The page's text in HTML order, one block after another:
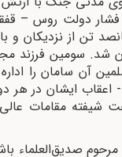
دولت روس –
تن از نزدیکان و
شد. سومین فرزند
آن سامان را
ایشان در هر
شیفته مقامات
صدیق‌العلماء